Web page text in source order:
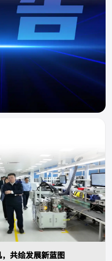
共绘发展新蓝图